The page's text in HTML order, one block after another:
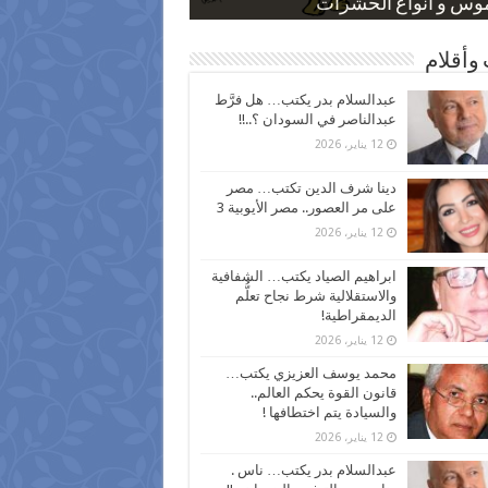
و أنواع الحشرات
بعد ارتفاع الأسعار
نسبة الطلاق في مصر
كاركاتيرية
كاركاتيرية
وأقلام
عبدالسلام بدر يكتب… هل فرَّط
عبدالناصر في السودان ؟..!!
12 يناير، 2026
دينا شرف الدين تكتب… مصر
على مر العصور.. مصر الأيوبية 3
12 يناير، 2026
ابراهيم الصياد يكتب… الشفافية
والاستقلالية شرط نجاح تعلُّم
الديمقراطية!
12 يناير، 2026
محمد يوسف العزيزي يكتب…
قانون القوة يحكم العالم..
والسيادة يتم اختطافها !
12 يناير، 2026
عبدالسلام بدر يكتب… ناس .